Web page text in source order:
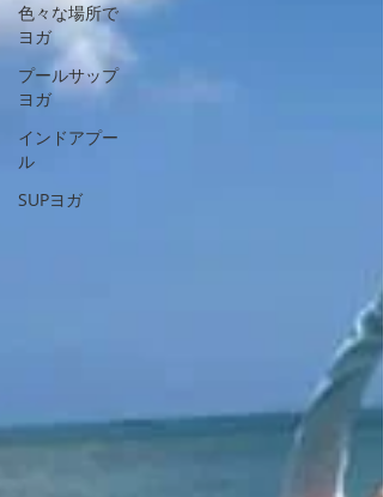
色々な場所で
ヨガ
プールサップ
ヨガ
インドアプー
ル
SUPヨガ